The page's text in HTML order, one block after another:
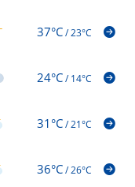
37°C/23°C
24°C/14°C
31°C/21°C
36°C/26°C